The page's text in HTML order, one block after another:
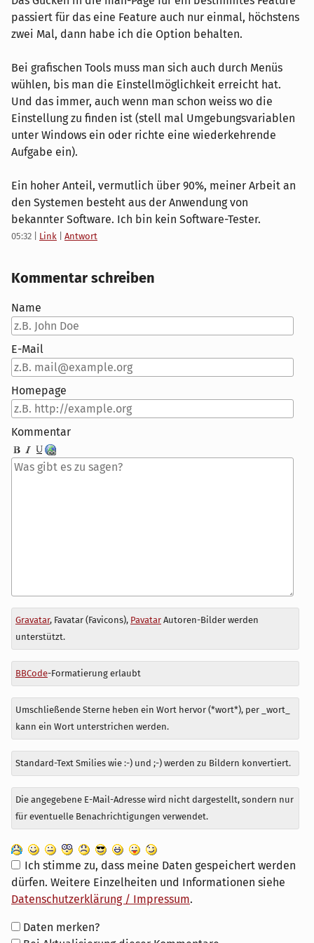
passiert für das eine Feature auch nur einmal, höchstens
zwei Mal, dann habe ich die Option behalten.
Bei grafischen Tools muss man sich auch durch Menüs
wühlen, bis man die Einstellmöglichkeit erreicht hat.
Und das immer, auch wenn man schon weiss wo die
Einstellung zu finden ist (stell mal Umgebungsvariablen
unter Windows ein oder richte eine wiederkehrende
Aufgabe ein).
Ein hoher Anteil, vermutlich über 90%, meiner Arbeit an
den Systemen besteht aus der Anwendung von
bekannter Software. Ich bin kein Software-Tester.
05:32 Link Antwort
Kommentar schreiben
Name
E-Mail
Homepage
Kommentar
Antwort
zu
Gravatar, Favatar (Favicons), PavatarAutoren-Bilder werden
unterstützt.
BBCode-Formatierung erlaubt
Umschließende Sterne heben ein Wort hervor (*wort*), per _wort_
kann ein Wort unterstrichen werden.
Standard-Text Smilies wie :-) und ;-) werden zu Bildern konvertiert.
Die angegebene E-Mail-Adresse wird nicht dargestellt, sondern nur
für eventuelle Benachrichtigungen verwendet.
Ich stimme zu, dass meine Daten gespeichert werden
dürfen. Weitere Einzelheiten und Informationen siehe
Datenschutzerklärung / Impressum.
Formular-
Daten merken?